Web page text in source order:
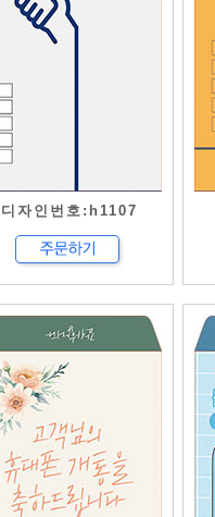
디자인번호:h1107